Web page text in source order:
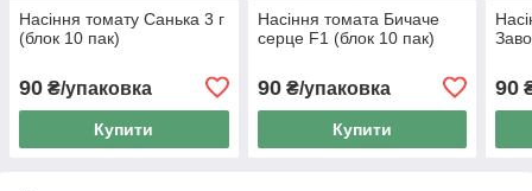
Насіння томату Санька 3 г
(блок 10 пак)
90 ₴/упаковка
Купити
Насіння томата Бичаче
серце F1 (блок 10 пак)
90₴/упаковка
Купити
90